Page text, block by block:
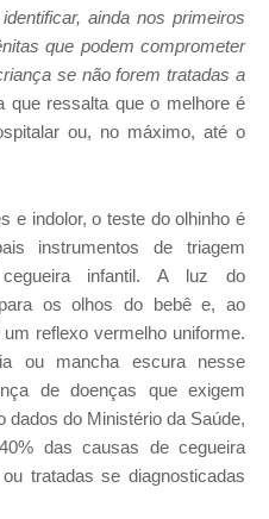
ainda nos primeiros
que podem comprometer
se não forem tratadas a
que ressalta que o melhore é
ou, no máximo, até o
e indolor, o teste do olhinho é
instrumentos de triagem
infantil. A luz do
os olhos do bebê e, ao
reflexo vermelho uniforme.
ou mancha escura nesse
de doenças que exigem
dados do Ministério da Saúde,
das causas de cegueira
tratadas se diagnosticadas